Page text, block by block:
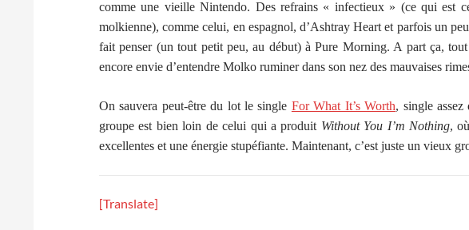
comme une vieille Nintendo. Des refrains « infectieux » (ce qui est
molkienne), comme celui, en espagnol, d’Ashtray Heart et parfois un
fait penser (un tout petit peu, au début) à Pure Morning. A part ça,
encore envie d’entendre Molko ruminer dans son nez des mauvaises
On sauvera peut-être du lot le single For What It’s Worth, single
groupe est bien loin de celui qui a produit Without You I’m Nothing,
excellentes et une énergie stupéfiante. Maintenant, c’est juste un vieux
[Translate]